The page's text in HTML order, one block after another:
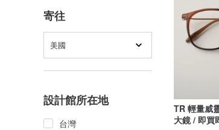
寄往
美國
設計館所在地
台灣
TR 輕量威
大鏡 / 即買